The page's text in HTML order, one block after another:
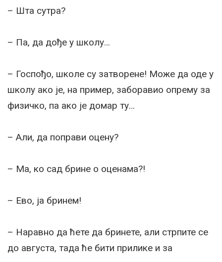
– Шта сутра?
– Па, да дође у школу…
– Госпођо, школе су затворене! Може да оде у
школу ако је, на пример, заборавио опрему за
физичко, па ако је домар ту…
– Али, да поправи оцену?
– Ма, ко сад брине о оценама?!
– Ево, ја бринем!
– Наравно да ћете да бринете, али стрпите се
до августа, тада ће бити прилике и за